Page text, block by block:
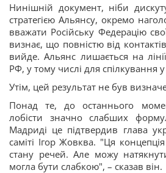
Нинішній документ, ніби
стратегією Альянсу, окремо
вважати Російську Федерацію
визнає, що повністю від
вийде. Альянс лишається на
РФ, у тому числі для спілкування
Утім, цей результат не був
Понад те, до останнього
лобісти значно слабших
Мадриді це підтвердив глава
саміті Ігор Жовква. "Ця
стану речей. Але можу
могла бути слабкою", – сказав він.